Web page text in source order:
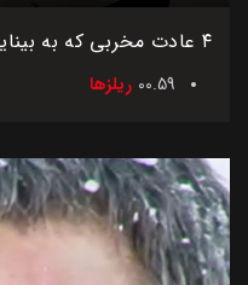
۴ عادت مخربی که به بینایی‌مون آسیب می‌زنن
00.59 ریلزها